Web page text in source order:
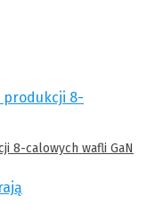
8-calowych wafli GaN